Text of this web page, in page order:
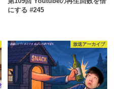
にする #245
放送アーカイブ